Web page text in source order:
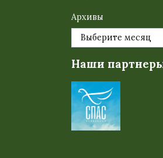
Архивы
Наши